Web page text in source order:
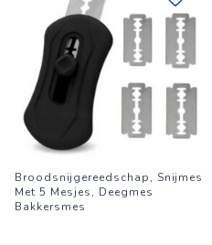
Broodsnijgereedschap, Snijmes
Met 5 Mesjes, Deegmes
Bakkersmes